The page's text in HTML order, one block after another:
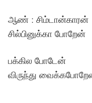
ஆண் : சிம்டான்காரன்
சில்பினுக்கா போறேன்
பக்கில போடேன்
விருந்து